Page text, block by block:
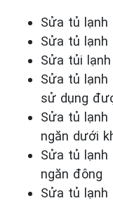
Sửa tủ lạnh
Sửa tủ lạnh
Sửa tủi
Sửa tủ lạnh
sử dụng
Sửa tủ lạnh
ngăn dưới
Sửa tủ lạnh
ngăn đông
Sửa tủ lạnh